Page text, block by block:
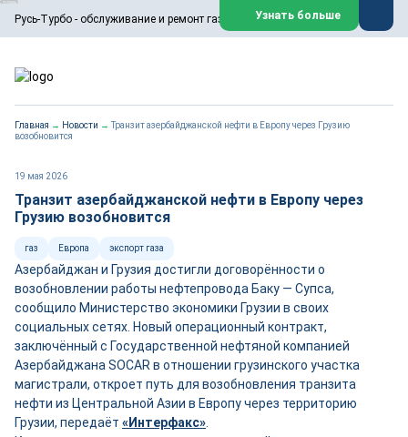
Русь-Турбо - обслуживание и ремонт газовых паровых турбин
ООО «Русь-Турбо» занимается сервисом газовых и паровых
турбин, комплексным ремонтом, восстановлением,
техническим обслуживанием оборудования ТЭС,
работают на нефтегазовых, нефтехимических,
металлургических и других предприятиях.
Реклама. ООО «Русь-Турбо», ИНН 7802588950
erid: F7NfYUJCUneVdwPs4znf
Узнать больше
Главная → Новости →Транзит азербайджанской нефти в Европу через Грузию
возобновится
19 мая 2026
Транзит азербайджанской нефти в Европу через
Грузию возобновится
газ Европа экспорт газа
Азербайджан и Грузия достигли договорённости о
возобновлении работы нефтепровода Баку — Супса,
сообщило Министерство экономики Грузии в своих
социальных сетях. Новый операционный контракт,
заключённый с Государственной нефтяной компанией
Азербайджана SOCAR в отношении грузинского участка
магистрали, откроет путь для возобновления транзита
нефти из Центральной Азии в Европу через территорию
Грузии, передаёт «Интерфакс»